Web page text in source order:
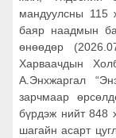
мандуулсны 115
баяр наадмын
өнөөдөр
Харваачдын
А.Энхжаргал
зарчмаар
бүрдэж нийт 848
шагайн асарт